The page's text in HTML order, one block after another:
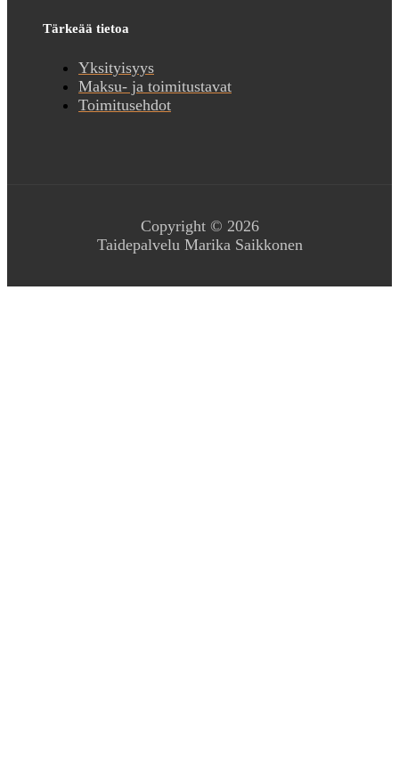
Tärkeää tietoa
Yksityisyys
Maksu- ja toimitustavat
Toimitusehdot
Copyright © 2026
Taidepalvelu Marika Saikkonen